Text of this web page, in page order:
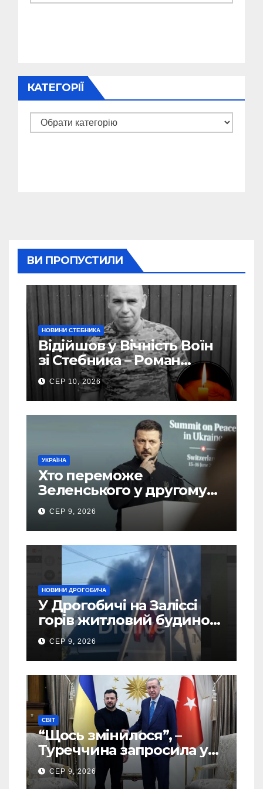
КАТЕГОРІЇ
Категорії
ВИ ПРОПУСТИЛИ
НОВИНИ СТЕБНИКА
Відійшов у Вічність Воїн
зі Стебника – Роман
Кучера
СЕР 10, 2026
УКРАЇНА
Хто переможе
Зеленського у другому
турі виборів президента
України – новий рейтинг
SOCIS
СЕР 9, 2026
НОВИНИ ДРОГОБИЧА
У Дрогобичі на Заліссі
горів житловий будинок
(Відео)
СЕР 9, 2026
СВІТ
“Щось змінилося”, –
Туреччина запросила у
США дозвіл передати
Україні ATACMS та M270
СЕР 9, 2026